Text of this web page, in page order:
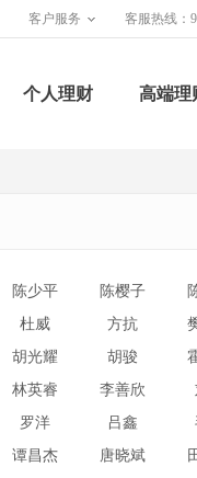
客户服务 客服热线：
个人理财 高端理
陈少平 陈樱子
杜威 方抗
胡光耀 胡骏
林英睿 李善欣
罗洋 吕鑫
谭昌杰 唐晓斌